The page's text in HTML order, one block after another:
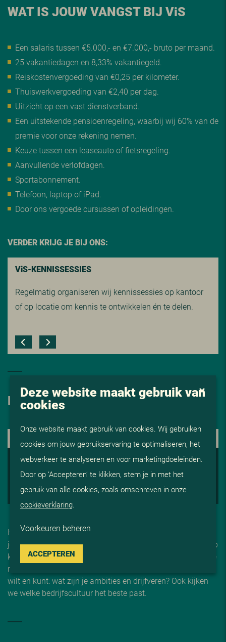
WAT IS JOUW VANGST BIJ ViS
Een salaris tussen €5.000,- en €7.000,- bruto per maand.
25 vakantiedagen en 8,33% vakantiegeld.
Reiskostenvergoeding van €0,25 per kilometer.
Thuiswerkvergoeding van €2,40 per dag.
Uitzicht op een vast dienstverband.
Een uitstekende pensioenregeling, waarbij wij 60% van de
premie voor onze rekening nemen.
Keuze tussen een leaseauto of fietsregeling.
Aanvullende verlofdagen.
Sportabonnement.
Telefoon, laptop of iPad.
Door ons vergoede cursussen of opleidingen.
VERDER KRIJG JE BIJ ONS:
ViS-KENNISSESSIES
Regelmatig organiseren wij kennissessies op kantoor
of op locatie om kennis te ontwikkelen én te delen.
HOE NU VERDER
1. KENNISMAKING
2. ADVISERING EN AFSTEMMING
3. OP GESPREK
4. START BIJ V iS
Heeft jouw sollicitatie onze interesse gewekt, dan willen we
je graag persoonlijk ontmoeten. We nodigen je uit bij ViS op
kantoor in Reeuwijk of voor een videogesprek, om kennis te
maken met één van onze adviseurs. We bespreken wat je
wilt en kunt: wat zijn je ambities en drijfveren? Ook kijken
we welke bedrijfscultuur het beste past.
Deze website maakt gebruik van
cookies
Onze website maakt gebruik van cookies. Wij gebruiken
cookies om jouw gebruikservaring te optimaliseren, het
webverkeer te analyseren en voor marketingdoeleinden.
Door op ‘Accepteren’ te klikken, stem je in met het
gebruik van alle cookies, zoals omschreven in onze
cookieverklaring
Voorkeuren beheren
ACCEPTEREN